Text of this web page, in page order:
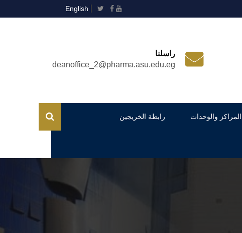
English
راسلنا
deanoffice_2@pharma.asu.edu.eg
المراكز والوحدات رابطة الخريجين